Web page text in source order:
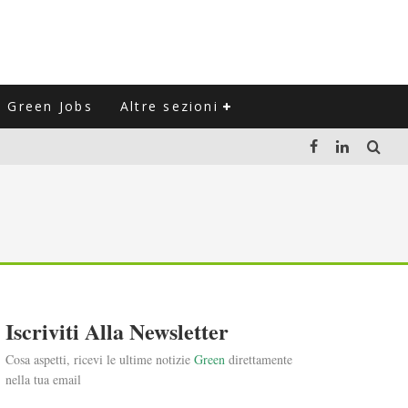
Green Jobs Altre sezioni
Iscriviti Alla Newsletter
Cosa aspetti, ricevi le ultime notizie Green direttamente
nella tua email